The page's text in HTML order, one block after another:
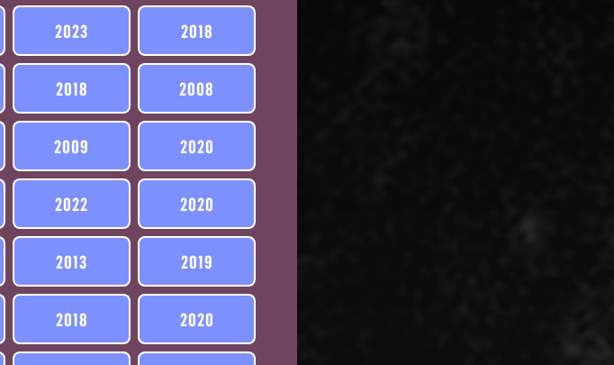
2023 2018
2018 2008
2009 2020
2022 2020
2013 2019
2018 2020